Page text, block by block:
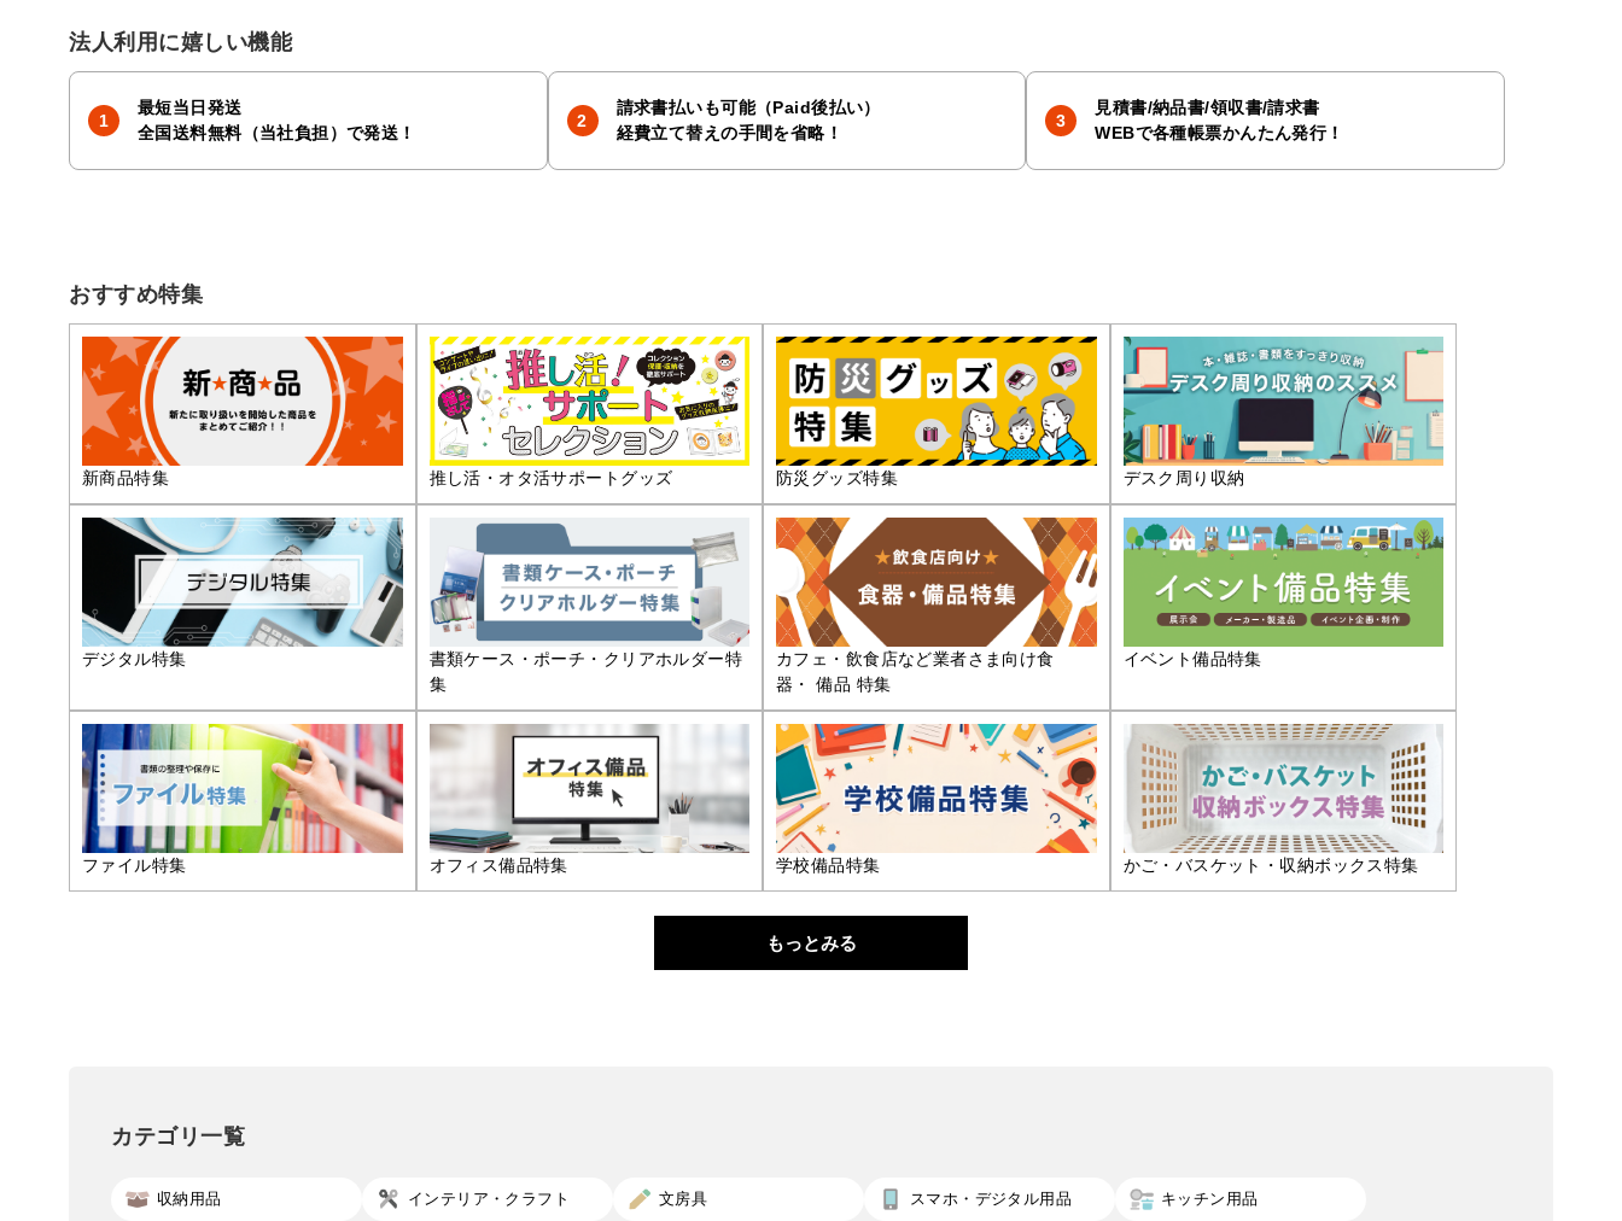
法人利用に嬉しい機能
最短当日発送
全国送料無料（当社負担）で発送！
請求書払いも可能（Paid後払い）
経費立て替えの手間を省略！
見積書/納品書/領収書/請求書
WEBで各種帳票かんたん発行！
おすすめ特集
新商品特集 推し活・オタ活サポートグッズ 防災グッズ特集 デスク周り収納
デジタル特集
書類ケース・ポーチ・クリアホルダー特
集
カフェ・飲食店など業者さま向け食
器・ 備品 特集
イベント備品特集
ファイル特集 オフィス備品特集 学校備品特集 かご・バスケット・収納ボックス特集
もっとみる
カテゴリ一覧
収納用品 インテリア・クラフト 文房具 スマホ・デジタル用品 キッチン用品